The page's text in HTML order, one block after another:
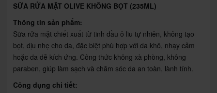
SỮA RỬA MẶT OLIVE KHÔNG BỌT (235ML)
Thông tin sản phẩm:
Sữa rửa mặt chiết xuất từ tinh dầu ô liu tự nhiên, không tạo
bọt, dịu nhẹ cho da, đặc biệt phù hợp với da khô, nhạy cảm
hoặc da dễ kích ứng. Công thức không xà phòng, không
paraben, giúp làm sạch và chăm sóc da an toàn, lành tính.
Công dụng chi tiết: